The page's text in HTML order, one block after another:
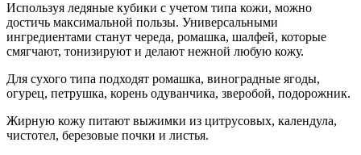
Используя ледяные кубики с учетом типа кожи, можно
достичь максимальной пользы. Универсальными
ингредиентами станут череда, ромашка, шалфей, которые
смягчают, тонизируют и делают нежной любую кожу.
Для сухого типа подходят ромашка, виноградные ягоды,
огурец, петрушка, корень одуванчика, зверобой, подорожник.
Жирную кожу питают выжимки из цитрусовых, календула,
чистотел, березовые почки и листья.